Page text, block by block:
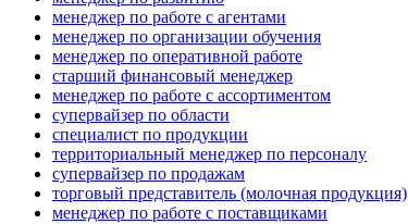
менеджер по работе с агентами
менеджер по организации обучения
менеджер по оперативной работе
старший финансовый менеджер
менеджер по работе с ассортиментом
супервайзер по области
специалист по продукции
территориальный менеджер по персоналу
супервайзер по продажам
торговый представитель (молочная продукция)
менеджер по работе с поставщиками